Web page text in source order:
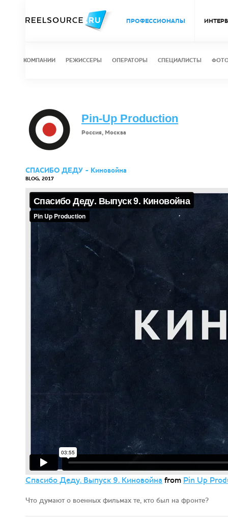
ПРОФЕССИОНАЛЫ
КОМПАНИИ РЕЖИССЕРЫ ОПЕРАТОРЫ СПЕЦИАЛИСТЫ
Pin-Up Production
Россия, Москва
СПАСИБО ДЕДУ - Киновойна
BLOG, 2017
Спасибо Деду. Выпуск 9. Киновойна from Pin Up
Что думают о военных фильмах те, кто был на фронте?